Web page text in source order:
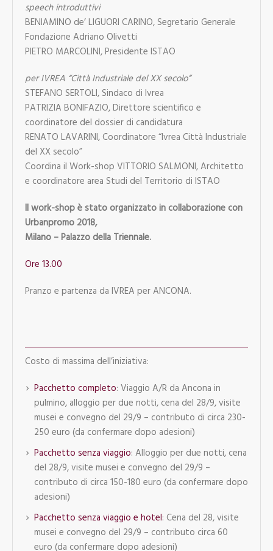
speech introduttivi
BENIAMINO de’ LIGUORI CARINO, Segretario Generale
Fondazione Adriano Olivetti
PIETRO MARCOLINI, Presidente ISTAO
per IVREA “Città Industriale del XX secolo”
STEFANO SERTOLI, Sindaco di Ivrea
PATRIZIA BONIFAZIO, Direttore scientifico e
coordinatore del dossier di candidatura
RENATO LAVARINI, Coordinatore “Ivrea Città Industriale
del XX secolo”
Coordina il Work-shop VITTORIO SALMONI, Architetto
e coordinatore area Studi del Territorio di ISTAO
Il work-shop è stato organizzato in collaborazione con
Urbanpromo 2018,
Milano – Palazzo della Triennale.
Ore 13.00
Pranzo e partenza da IVREA per ANCONA.
Costo di massima dell’iniziativa:
Pacchetto completo: Viaggio A/R da Ancona in
pulmino, alloggio per due notti, cena del 28/9, visite
musei e convegno del 29/9 – contributo di circa 230-
250 euro (da confermare dopo adesioni)
Pacchetto senza viaggio: Alloggio per due notti, cena
del 28/9, visite musei e convegno del 29/9 –
contributo di circa 150-180 euro (da confermare dopo
adesioni)
Pacchetto senza viaggio e hotel: Cena del 28, visite
musei e convegno del 29/9 – contributo circa 60
euro (da confermare dopo adesioni)